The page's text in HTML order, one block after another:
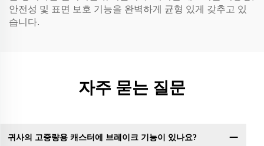
안전성 및 표면 보호 기능을 완벽하게 균형 있게 갖추고 있
습니다.
자주 묻는 질문
귀사의 고중량용 캐스터에 브레이크 기능이 있나요?